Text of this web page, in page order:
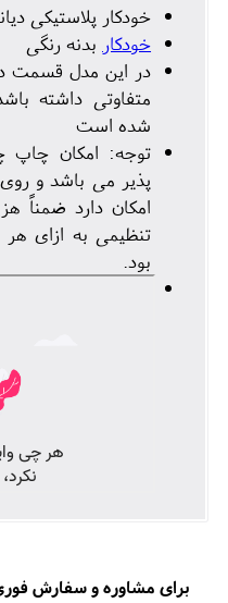
خودکار پلاستیکی
خودکار بدنه رنگی
در این مدل قسمت
شده است
توجه: امکان چاپ
پذیر می باشد و
امکان دارد ضمناً
بود.
برای مشاوره و سفارش